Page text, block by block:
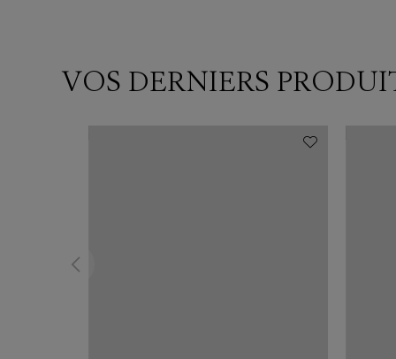
VOS DERNIERS